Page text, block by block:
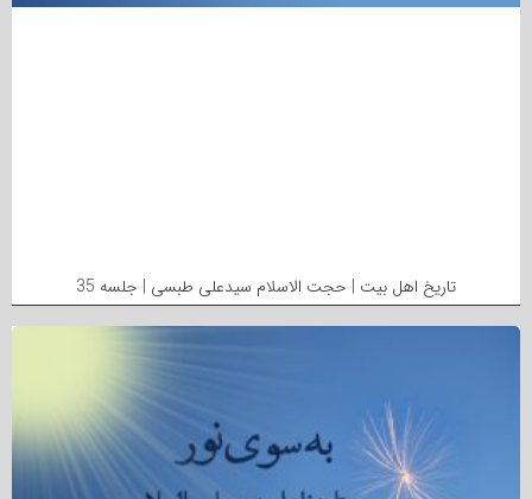
تاریخ اهل بیت | حجت الاسلام سیدعلی طبسی | جلسه 35